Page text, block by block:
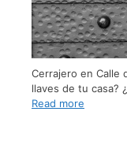
Cerrajero en Calle
llaves de tu casa?
Read more